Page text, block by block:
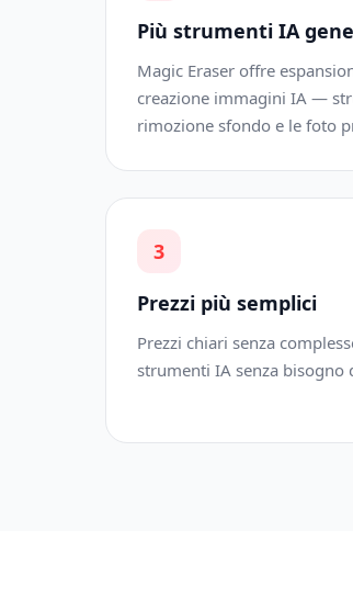
Più strumenti IA
Magic Eraser offre
creazione immagini IA —
rimozione sfondo e le foto
3
Prezzi più semplici
Prezzi chiari senza
strumenti IA senza bisogno